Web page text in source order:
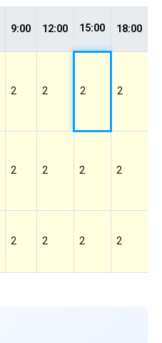
9:00 12:00 15:00 18:00
2 2 2 2
2 2 2 2
2 2 2 2